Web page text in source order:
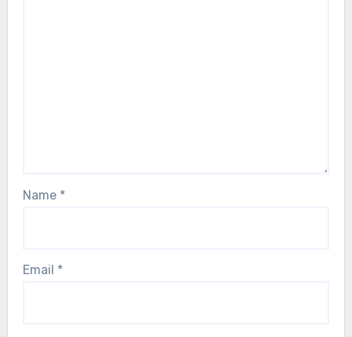
Name *
Email *